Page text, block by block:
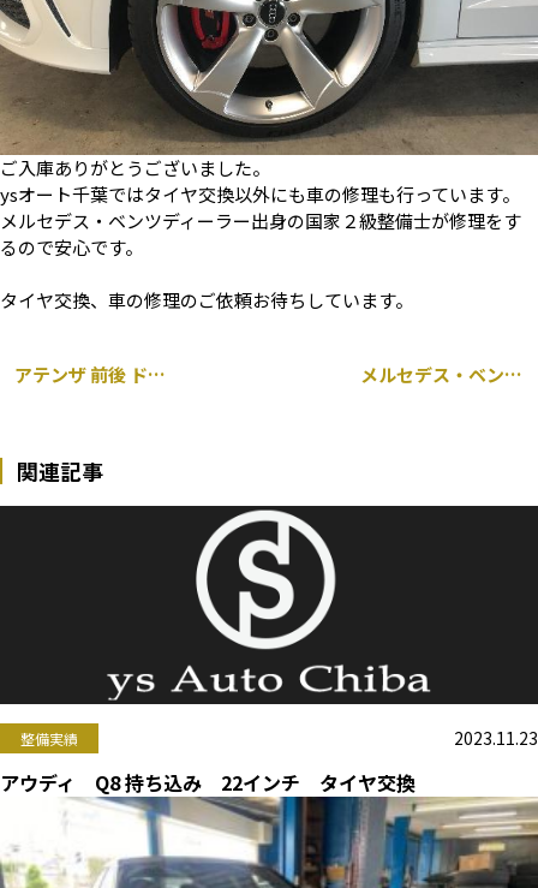
ご入庫ありがとうございました。
ysオート千葉ではタイヤ交換以外にも車の修理も行っています。
メルセデス・ベンツディーラー出身の国家２級整備士が修理をす
るので安心です。
タイヤ交換、車の修理のご依頼お待ちしています。
アテンザ 前後 ドラレコ テレビキャンセラー 取り付け メルセデス・ベンツ C43 AMG 205 持ち込み グリル タイヤ交換
関連記事
整備実績 2023.11.23
アウディ Q8 持ち込み 22インチ タイヤ交換